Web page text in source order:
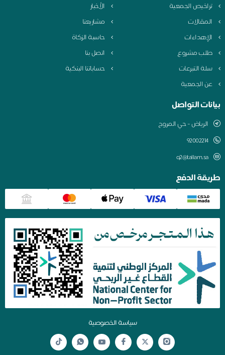
الجمعية
الأخبار
مشاريعنا
حاسبة الزكاة
مشروع
اتصل بنا
التبرعات
حساباتنا البنكية
الجمعية
التواصل
الرياض - حي المروج
q2@tallam.sa
الدفع
سياسة الخصوصية